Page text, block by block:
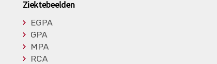
Ziektebeelden
EGPA
GPA
MPA
RCA